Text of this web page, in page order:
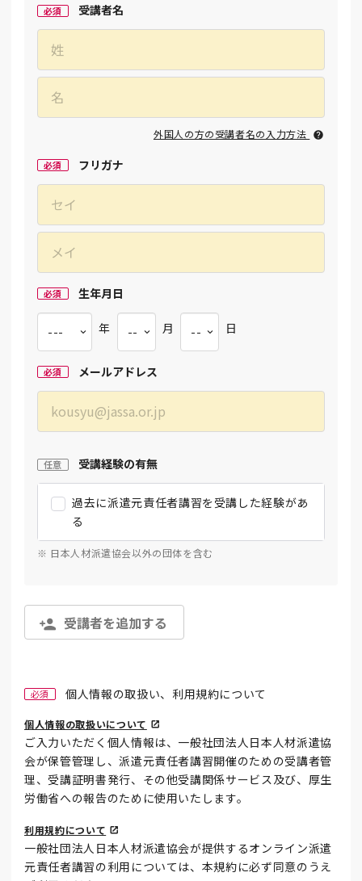
必須 受講者名
外国人の方の受講者名の入力方法
必須 フリガナ
必須 生年月日
年 月 日
必須 メールアドレス
任意 受講経験の有無
過去に派遣元責任者講習を受講した経験があ
る
※ 日本人材派遣協会以外の団体を含む
受講者を追加する
必須 個人情報の取扱い、利用規約について
個人情報の取扱いについて
ご入力いただく個人情報は、一般社団法人日本人材派遣協
会が保管管理し、派遣元責任者講習開催のための受講者管
理、受講証明書発行、その他受講関係サービス及び、厚生
労働省への報告のために使用いたします。
利用規約について
一般社団法人日本人材派遣協会が提供するオンライン派遣
元責任者講習の利用については、本規約に必ず同意のうえ